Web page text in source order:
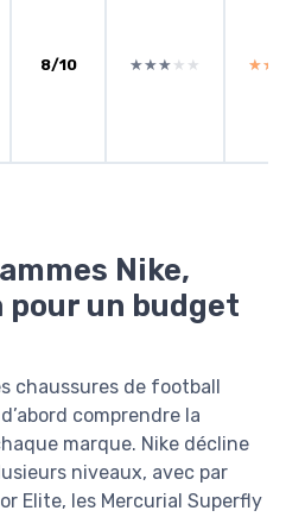
8/10 ★★★★★
★★★★★
Nike,
pour un budget
chaussures de football
comprendre la
marque. Nike décline
niveaux, avec par
Elite, les Mercurial Superfly